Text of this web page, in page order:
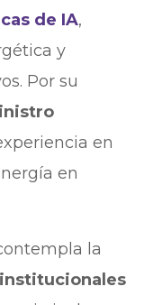
de IA,
y
Por su
en
en
la